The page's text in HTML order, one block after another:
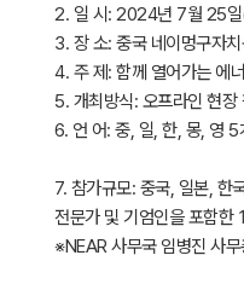
2. 일 시: 2024년 7월 25
3. 장 소: 중국 네이멍구자
4. 주 제: 함께 열어가는 에
5. 개최방식: 오프라인 현장
6. 언 어: 중, 일, 한, 몽, 영
7. 참가규모: 중국, 일본, 한
전문가 및 기엄인을 포함한
※NEAR 사무국 임병진 사